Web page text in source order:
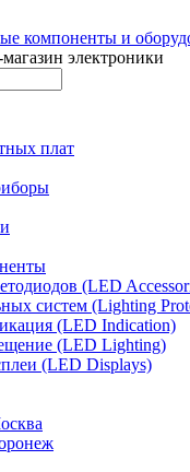
электроники
плат
(LED
систем (Lighting
(LED Indication)
(LED Lighting)
(LED Displays)